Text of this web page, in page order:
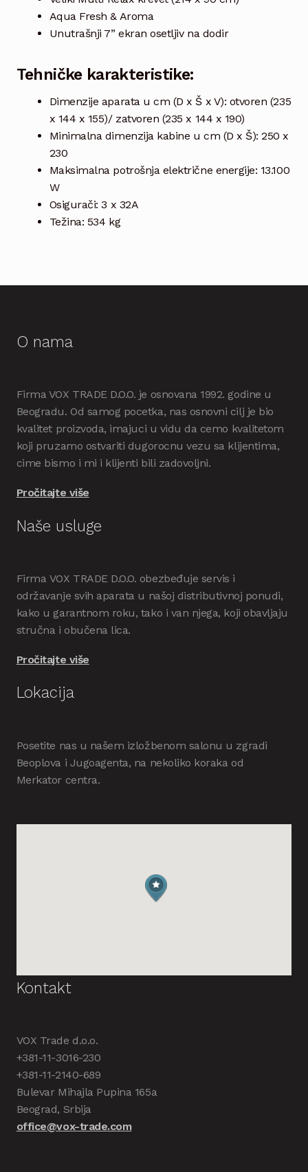
Aqua Fresh & Aroma
Unutrašnji 7” ekran osetljiv na dodir
Tehničke karakteristike:
Dimenzije aparata u cm (D x Š x V): otvoren (235
x 144 x 155)/ zatvoren (235 x 144 x 190)
Minimalna dimenzija kabine u cm (D x Š): 250 x
230
Maksimalna potrošnja električne energije: 13.100
W
Osigurači: 3 x 32A
Težina: 534 kg
O nama
Firma VOX TRADE D.O.O. je osnovana 1992. godine u
Beogradu. Od samog pocetka, nas osnovni cilj je bio
kvalitet proizvoda, imajuci u vidu da cemo kvalitetom
koji pruzamo ostvariti dugorocnu vezu sa klijentima,
cime bismo i mi i klijenti bili zadovoljni.
Pročitajte više
Naše usluge
Firma VOX TRADE D.O.O. obezbeđuje servis i
održavanje svih aparata u našoj distributivnoj ponudi,
kako u garantnom roku, tako i van njega, koji obavljaju
stručna i obučena lica.
Pročitajte više
Lokacija
Posetite nas u našem izložbenom salonu u zgradi
Beoplova i Jugoagenta, na nekoliko koraka od
Merkator centra.
Kontakt
VOX Trade d.o.o.
+381-11-3016-230
+381-11-2140-689
Bulevar Mihajla Pupina 165a
Beograd, Srbija
office@vox-trade.com